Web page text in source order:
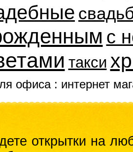
с
такси
офиса : интернет
открытки на